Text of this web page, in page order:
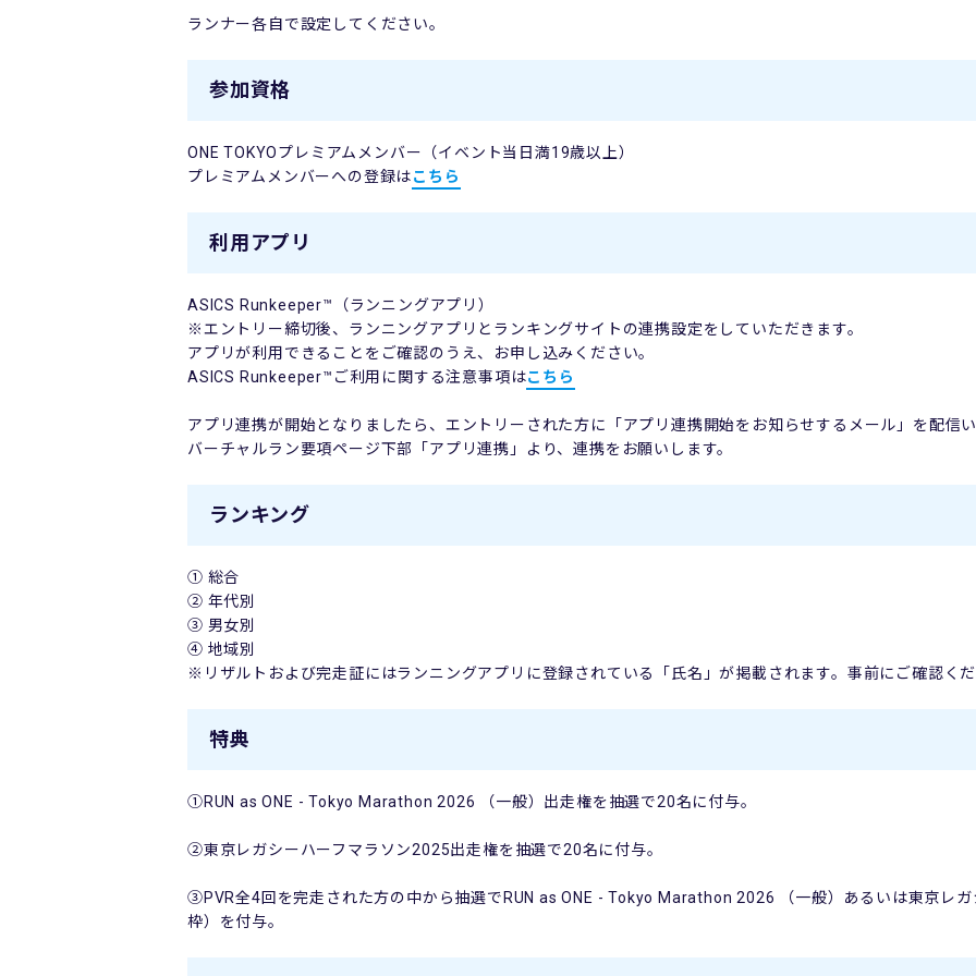
ランナー各自で設定してください。
参加資格
ONE TOKYOプレミアムメンバー（イベント当日満19歳以上）
プレミアムメンバーへの登録はこちら
利用アプリ
ASICS Runkeeper™（ランニングアプリ）
※エントリー締切後、ランニングアプリとランキングサイトの連携設定をしていただきます。
アプリが利用できることをご確認のうえ、お申し込みください。
ASICS Runkeeper™ご利用に関する注意事項はこちら
アプリ連携が開始となりましたら、エントリーされた方に「アプリ連携開始をお知らせするメール」を配信い
バーチャルラン要項ページ下部「アプリ連携」より、連携をお願いします。
ランキング
① 総合
② 年代別
③ 男女別
④ 地域別
※リザルトおよび完走証にはランニングアプリに登録されている「氏名」が掲載されます。事前にご確認くだ
特典
①RUN as ONE - Tokyo Marathon 2026 （一般）出走権を抽選で20名に付与。
②東京レガシーハーフマラソン2025出走権を抽選で20名に付与。
③PVR全4回を完走された方の中から抽選でRUN as ONE - Tokyo Marathon 2026 （一般）あるいは東京レ
枠）を付与。